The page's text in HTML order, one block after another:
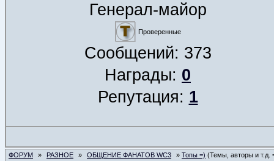
Генерал-майор
Проверенные
Сообщений: 373
Награды: 0
Репутация: 1
ФОРУМ » РАЗНОЕ » ОБЩЕНИЕ ФАНАТОВ WC3 » Топы =) (Темы, авторы и т.д.